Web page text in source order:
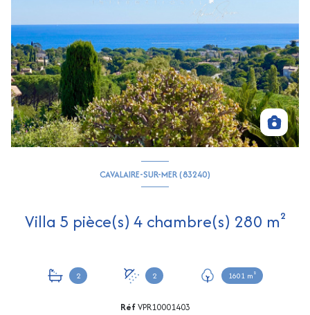
CAVALAIRE-SUR-MER (83240)
Villa 5 pièce(s) 4 chambre(s) 280 m²
2 2 1601 m²
RéfVPR10001403